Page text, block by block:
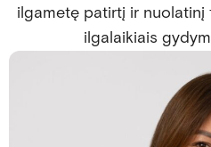
ilgametę patirtį ir
ilgalaikiais